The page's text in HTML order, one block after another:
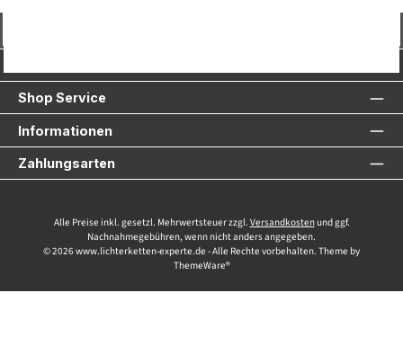
Shop Service
Informationen
Zahlungsarten
Alle Preise inkl. gesetzl. Mehrwertsteuer zzgl. Versandkostenund ggf.
Nachnahmegebühren, wenn nicht anders angegeben.
© 2026 www.lichterketten-experte.de - Alle Rechte vorbehalten. Theme by
ThemeWare®